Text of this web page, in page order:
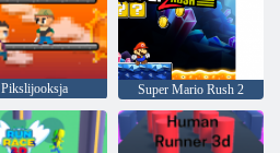
Pikslijooksja Super Mario Rush 2